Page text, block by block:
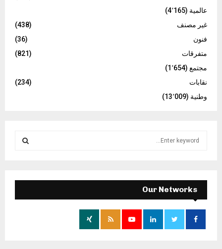
عالمية (4٬165)
غير مصنف
(438)
فنون
(36)
متفرقات
(821)
مجتمع (1٬654)
نقابات
(234)
وطنية (13٬009)
f
o
E
A
Our Networks